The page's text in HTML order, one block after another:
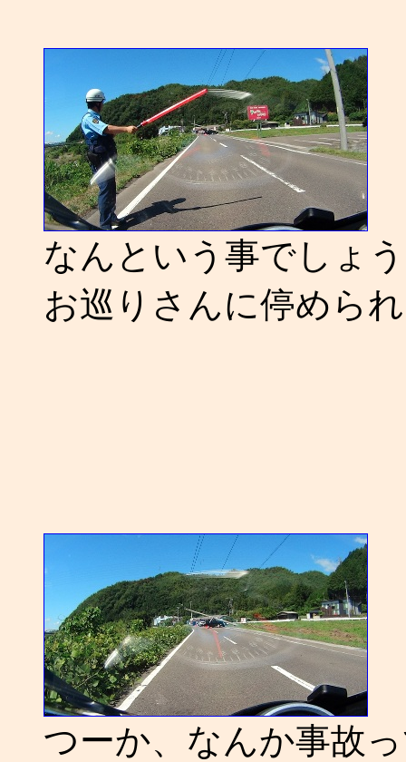
なんという事でしょ
お巡りさんに停めら
つーか、なんか事故